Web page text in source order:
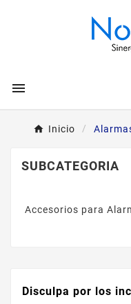

Inicio
SUBCATEGORIA
Accesorios para
Disculpa por los